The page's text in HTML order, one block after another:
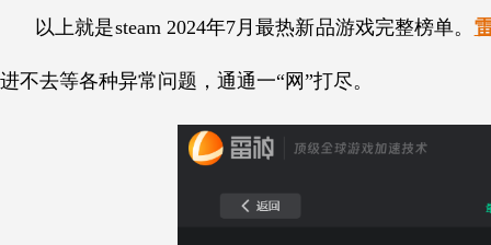
以上就是steam 2024年7月最热新品游戏完整榜单。
进不去等各种异常问题，通通一“网”打尽。